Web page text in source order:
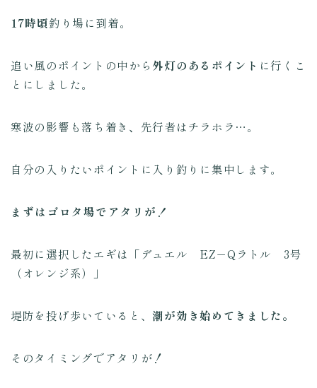
17時頃釣り場に到着。
追い風のポイントの中から 外灯のあるポイント に行くこ
とにしました。
寒波の影響も落ち着き 、 先行者はチラホラ…。
自分の入りたいポイントに入り釣りに集中します。
まずはゴロタ場でアタリが！
最初に選択したエギは「デュエル EZ－Qラトル 3号
（オレンジ系）」
堤防を投げ歩いていると、 潮が効き始めてきました。
そのタイミングでアタリが！